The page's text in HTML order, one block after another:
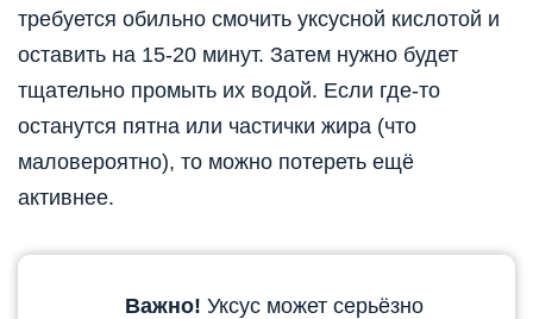
требуется обильно смочить уксусной кислотой и
оставить на 15-20 минут. Затем нужно будет
тщательно промыть их водой. Если где-то
останутся пятна или частички жира (что
маловероятно), то можно потереть ещё
активнее.
Важно! Уксус может серьёзно